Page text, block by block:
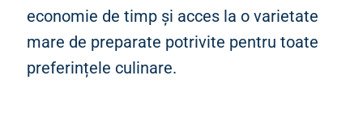
economie de timp și acces la o varietate
mare de preparate potrivite pentru toate
preferințele culinare.